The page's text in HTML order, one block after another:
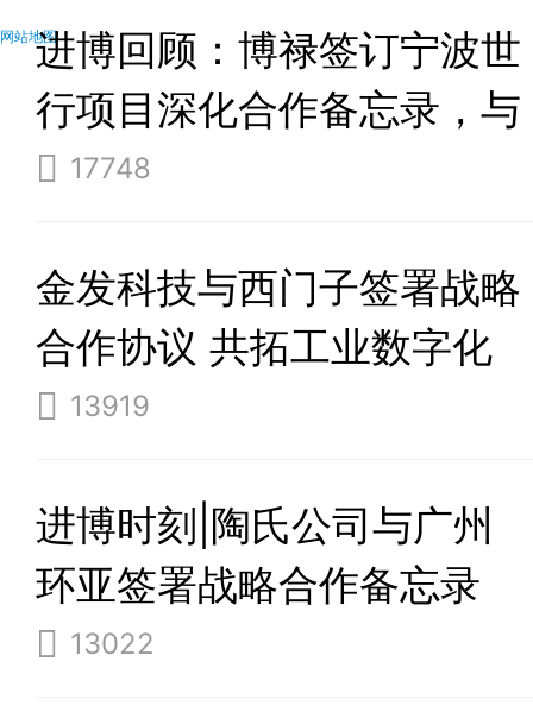
进博回顾：博禄签订宁波世
行项目深化合作备忘录，与
凯发k8天生赢家一触即发的
杆
17748
金发科技与西门子签署战略
合作协议 共拓工业数字化
与低碳化新未来
13919
进博时刻|陶氏公司与广州
环亚签署战略合作备忘录
13022
网站地图